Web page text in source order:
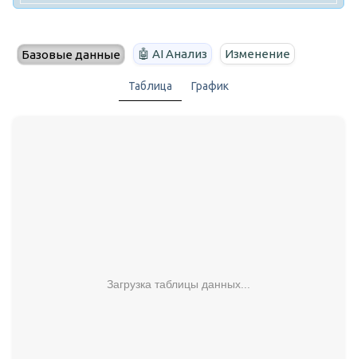
Базовые данные 🤖 AI Анализ Изменение
Таблица График
Загрузка таблицы данных...